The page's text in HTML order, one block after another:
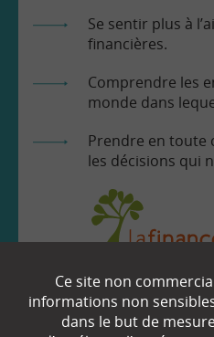
Se sentir plus à
financières.
Comprendre les
monde dans
Prendre en toute
les décisions qui
EN
Ce site non
informations non
dans le but de